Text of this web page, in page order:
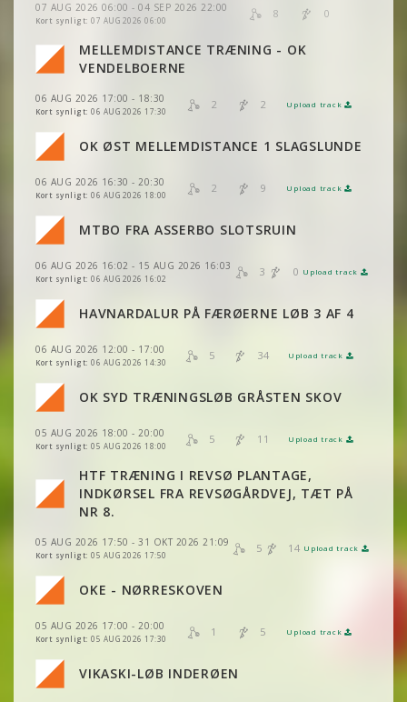
07 AUG 2026 06:00 - 04 SEP 2026 22:00
Kort synligt: 07 AUG 2026 06:00
8 0
MELLEMDISTANCE TRÆNING - OK
VENDELBOERNE
06 AUG 2026 17:00 - 18:30
Kort synligt: 06 AUG 2026 17:30
2 2 Upload track
VIS 2DRERUN
VIS 2DRERUN
OK ØST MELLEMDISTANCE 1 SLAGSLUNDE
06 AUG 2026 16:30 - 20:30
Kort synligt: 06 AUG 2026 18:00
2 9 Upload track
VIS 2DRERUN
VIS 2DRERUN
MTBO FRA ASSERBO SLOTSRUIN
06 AUG 2026 16:02 - 15 AUG 2026 16:03
Kort synligt: 06 AUG 2026 16:02
3 0 Upload track
VIS 2DRERUN
VIS 2DRERUN
VIS 2DRERUN
HAVNARDALUR PÅ FÆRØERNE LØB 3 AF 4
06 AUG 2026 12:00 - 17:00
Kort synligt: 06 AUG 2026 14:30
5 34 Upload track
VIS
VIS 2DRERUN
VIS 2DRERUN
VIS 2DRERUN
OK SYD TRÆNINGSLØB GRÅSTEN SKOV
05 AUG 2026 18:00 - 20:00
Kort synligt: 05 AUG 2026 18:00
5 11 Upload track
VIS
VIS 2DRERUN
VIS 2DRERUN
VIS 2DRERUN
HTF TRÆNING I REVSØ PLANTAGE,
INDKØRSEL FRA REVSØGÅRDVEJ, TÆT PÅ
NR 8.
05 AUG 2026 17:50 - 31 OKT 2026 21:09
Kort synligt: 05 AUG 2026 17:50
5 14 Upload track
VIS 2DRERUN
VIS
VIS
VIS 2DRERUN
OKE - NØRRESKOVEN
05 AUG 2026 17:00 - 20:00
Kort synligt: 05 AUG 2026 17:30
1 5 Upload track
VIS 2DRERUN
VIKASKI-LØB INDERØEN
VIS 2DRERUN
VIS 2DRERUN
VIS 2DRERUN
VIS 2DRERUN
VIS 2DRERUN
VIS 2DRERUN